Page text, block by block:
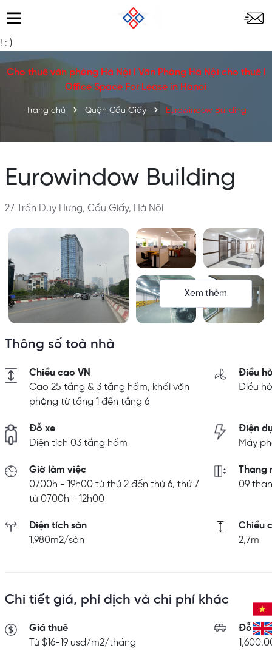
! : )
Cho thuê văn phòng Hà Nội l Văn Phòng Hà Nội cho thuê l
Office Space For Lease in Hanoi
Trang chủ Quận Cầu Giấy Eurowindow Building
Eurowindow Building
27 Trần Duy Hưng, Cầu Giấy, Hà Nội
Xem thêm
Thông số toà nhà
Chiều cao VN
Cao 25 tầng & 3 tầng hầm, khối văn
phòng từ tầng 1 đến tầng 6
Điều
Điều
Đỗ xe
Diện tích 03 tầng hầm
Điện
Máy
Giờ làm việc
0700h - 19h00 từ thứ 2 đến thứ 6, thứ 7
từ 0700h - 12h00
Thang
09
Diện tích sàn
1,980m2/sàn
Chiều
2,7m
Chi tiết giá, phí dịch và chi phí khác
Giá thuê
Từ $16-19 usd/m2/tháng
Đỗ ô tô